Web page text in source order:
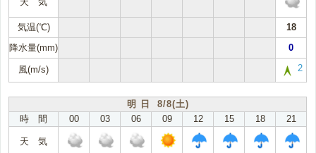
気温(℃)
18
降水量(mm)
0
風(m/s) 2
明 日 8/8(土)
時 間
00 03 06 09 12 15 18 21
天 気